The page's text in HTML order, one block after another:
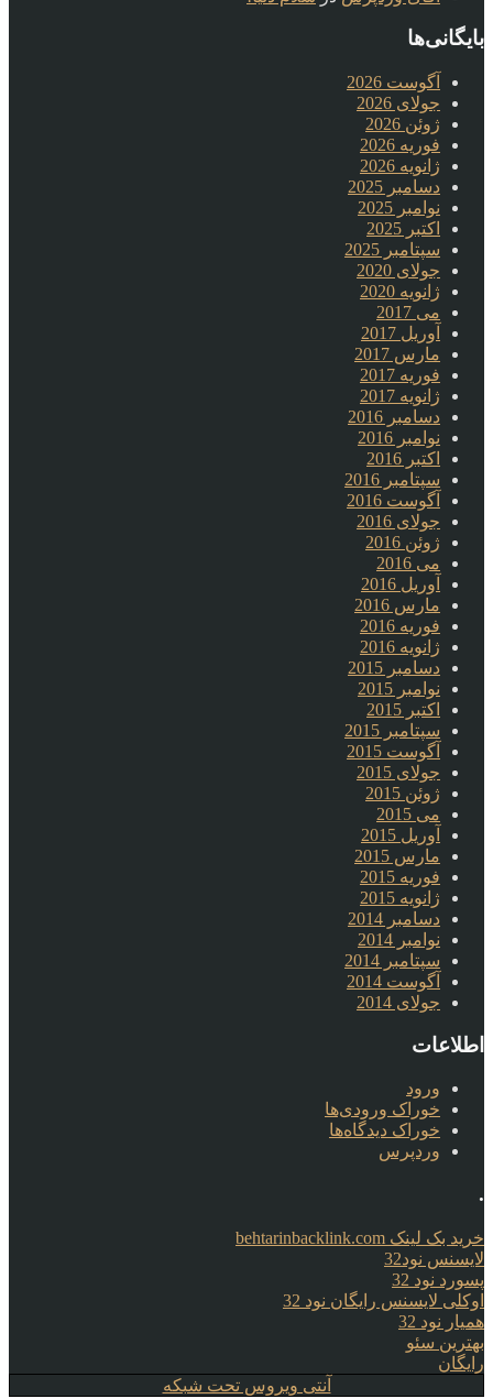
بایگانی‌ها
آگوست 2026
جولای 2026
ژوئن 2026
فوریه 2026
ژانویه 2026
دسامبر 2025
نوامبر 2025
اکتبر 2025
سپتامبر 2025
جولای 2020
ژانویه 2020
می 2017
آوریل 2017
مارس 2017
فوریه 2017
ژانویه 2017
دسامبر 2016
نوامبر 2016
اکتبر 2016
سپتامبر 2016
آگوست 2016
جولای 2016
ژوئن 2016
می 2016
آوریل 2016
مارس 2016
فوریه 2016
ژانویه 2016
دسامبر 2015
نوامبر 2015
اکتبر 2015
سپتامبر 2015
آگوست 2015
جولای 2015
ژوئن 2015
می 2015
آوریل 2015
مارس 2015
فوریه 2015
ژانویه 2015
دسامبر 2014
نوامبر 2014
سپتامبر 2014
آگوست 2014
جولای 2014
اطلاعات
ورود
خوراک ورودی‌ها
خوراک دیدگاه‌ها
وردپرس
.
خرید بک لینک behtarinbacklink.com
لایسنس نود32
پسورد نود 32
اوکلی لایسنس رایگان نود 32
همیار نود 32
بهترین سئو
رایگان
آنتی ویروس تحت شبکه